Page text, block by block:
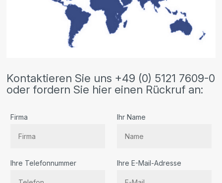
Kontaktieren Sie uns +49 (0) 5121 7609-0
oder fordern Sie hier einen Rückruf an:
Firma Ihr Name
Ihre Telefonnummer Ihre E-Mail-Adresse